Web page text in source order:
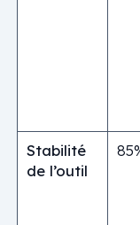
Stabilité
de l’outil